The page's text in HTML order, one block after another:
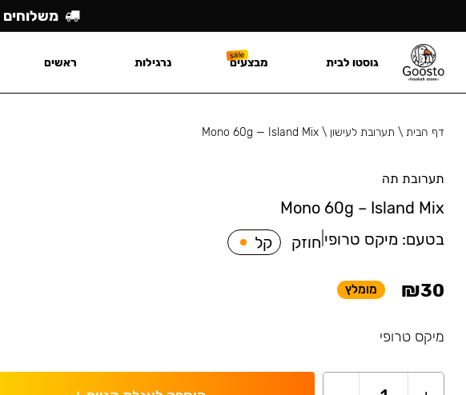
דף הבית\ תערובת לעישון \
Mono 60g — Island Mix
תערובת תה
Mono 60g – Island Mix
בטעם: מיקס טרופי חוזק קל
₪30 מומלץ
מיקס טרופי
משלוחים
גוסטו לבית מבצעים נרגילות ראשים